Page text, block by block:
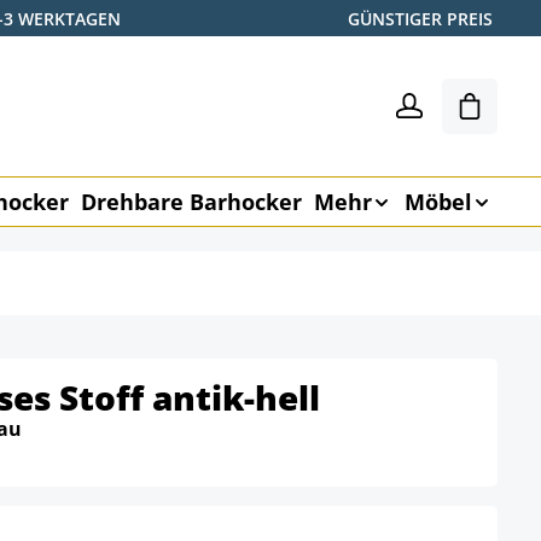
WERKTAGEN GÜNSTIGER PREIS
Drehbare Barhocker Mehr Möbel
Stoff antik-hell